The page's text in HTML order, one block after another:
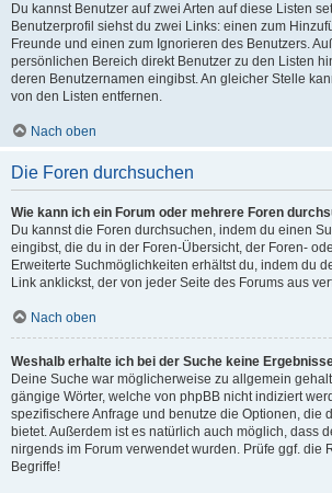
Du kannst Benutzer auf zwei Arten auf diese Listen
Benutzerprofil siehst du zwei Links: einen zum
Freunde und einen zum Ignorieren des Benutzers.
persönlichen Bereich direkt Benutzer zu den Listen
deren Benutzernamen eingibst. An gleicher Stelle
von den Listen entfernen.
Nach oben
Die Foren durchsuchen
Wie kann ich ein Forum oder mehrere Foren
Du kannst die Foren durchsuchen, indem du einen
eingibst, die du in der Foren-Übersicht, der Foren-
Erweiterte Suchmöglichkeiten erhältst du, indem du
Link anklickst, der von jeder Seite des Forums aus
Nach oben
Weshalb erhalte ich bei der Suche keine
Deine Suche war möglicherweise zu allgemein
gängige Wörter, welche von phpBB nicht indiziert
spezifischere Anfrage und benutze die Optionen, die
bietet. Außerdem ist es natürlich auch möglich, dass
nirgends im Forum verwendet wurden. Prüfe ggf. die
Begriffe!